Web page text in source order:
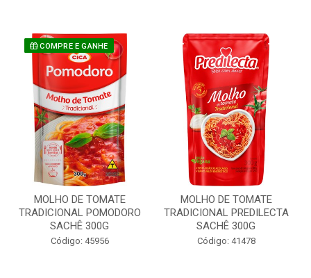
COMPRE E GANHE
MOLHO DE TOMATE
TRADICIONAL POMODORO
SACHÊ 300G
Código: 45956
MOLHO DE TOMATE
TRADICIONAL PREDILECTA
SACHÊ 300G
Código: 41478